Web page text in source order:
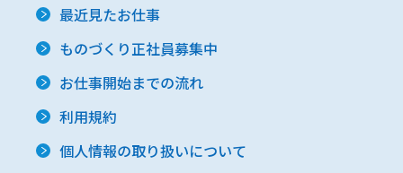
最近見たお仕事
ものづくり正社員募集中
お仕事開始までの流れ
利用規約
個人情報の取り扱いについて